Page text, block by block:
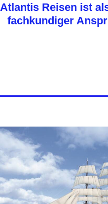
Atlantis Reisen ist
fachkundiger